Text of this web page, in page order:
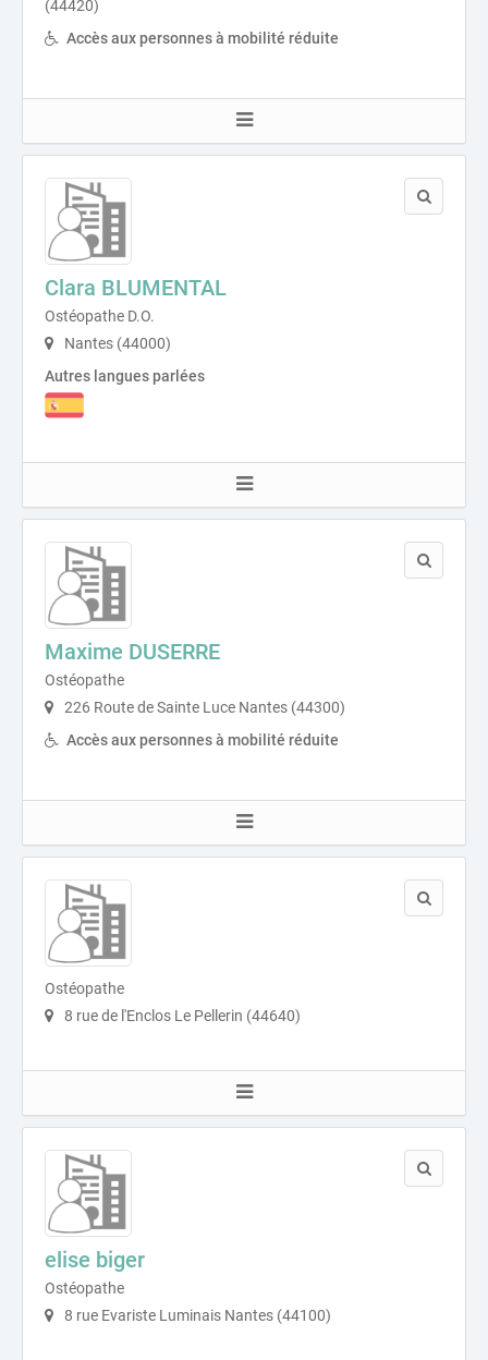
(44420)
Accès aux personnes à mobilité réduite
Clara BLUMENTAL
Ostéopathe D.O.
Nantes (44000)
Autres langues parlées
Maxime DUSERRE
Ostéopathe
226 Route de Sainte Luce Nantes (44300)
Accès aux personnes à mobilité réduite
Ostéopathe
8 rue de l'Enclos Le Pellerin (44640)
elise biger
Ostéopathe
8 rue Evariste Luminais Nantes (44100)